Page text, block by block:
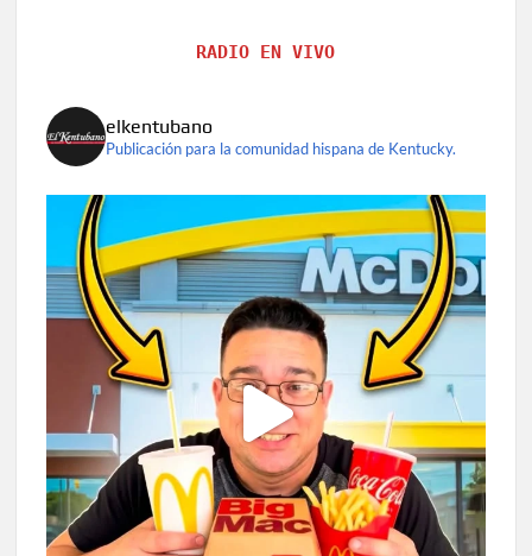
RADIO EN VIVO
elkentubano
Publicación para la comunidad hispana de Kentucky.